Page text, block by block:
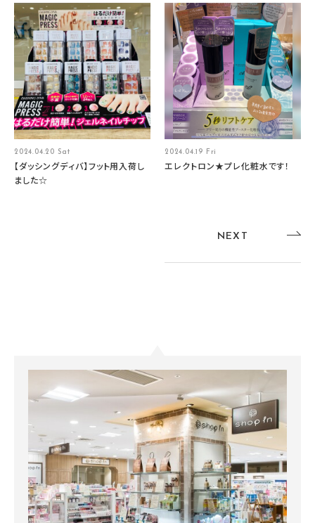
2024.04.20 Sat
【ダッシングディバ】フット用入荷し
ました☆
2024.04.19 Fri
エレクトロン★プレ化粧水です！
NEXT